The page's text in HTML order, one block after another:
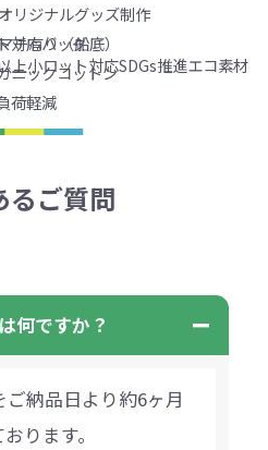
リジナルグッズ制作
対応バッグ
ニックコットン
荷軽減
チ有り（船底）
上小ロット対応SDGs推進エコ素材
るご質問
何ですか？
ご納品日より約6ヶ月
ります。